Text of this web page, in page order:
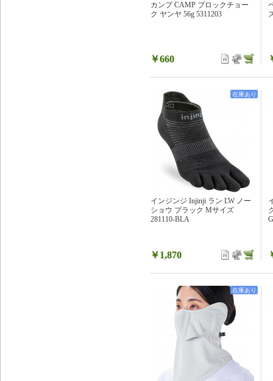
カンプ CAMP ブロックチョー
ク ヤンヤ 56g 5311203
￥660
インジンジ Injinji ラン LW ノー
ショウ ブラック Mサイズ
281110-BLA
￥1,870
在庫あり
在庫あり